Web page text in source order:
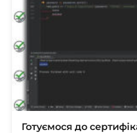
Готуємося до